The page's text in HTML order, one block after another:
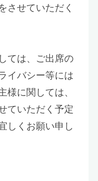
させていただく
ては、ご出席の
イバシー等には
様に関しては、
ていただく予定
しくお願い申し